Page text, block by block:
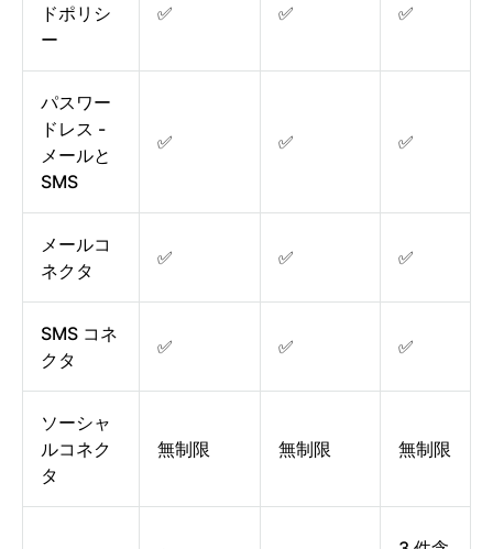
ドポリシ
ー
✅ ✅ ✅
パスワー
ドレス -
メールと
SMS
✅ ✅ ✅
メールコ
ネクタ
✅ ✅ ✅
SMS コネ
クタ
✅ ✅ ✅
ソーシャ
ルコネク
タ
無制限 無制限 無制限